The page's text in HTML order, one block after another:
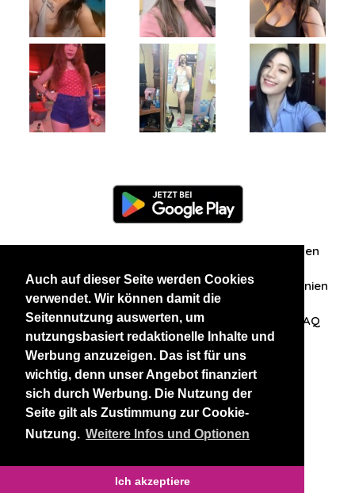
Auch auf dieser Seite werden Cookies
verwendet. Wir können damit die
Seitennutzung auswerten, um
nutzungsbasiert redaktionelle Inhalte und
Werbung anzuzeigen. Das ist für uns
wichtig, denn unser Angebot finanziert
sich durch Werbung. Die Nutzung der
Seite gilt als Zustimmung zur Cookie-
Nutzung. Weitere Infos und Optionen
Ich akzeptiere
Zuschriften/Erfahrungen
Datenschutzerklärung AGB Datenschutzrichtlinien
Nehmen Sie Kontakt mit uns auf FAQ
Unsere anderen Websites
BlackAndBeauties RussianKisses